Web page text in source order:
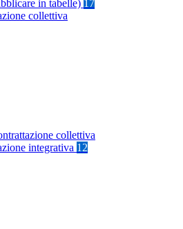
in tabelle) 17
collettiva
collettiva
integrativa 12